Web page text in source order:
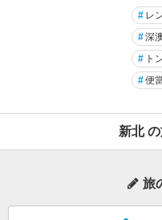
# レ
#深
# ト
#便
新北
旅